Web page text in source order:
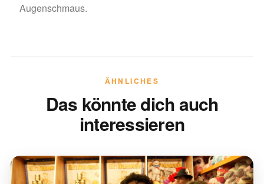
Augenschmaus.
ÄHNLICHES
Das könnte dich auch
interessieren